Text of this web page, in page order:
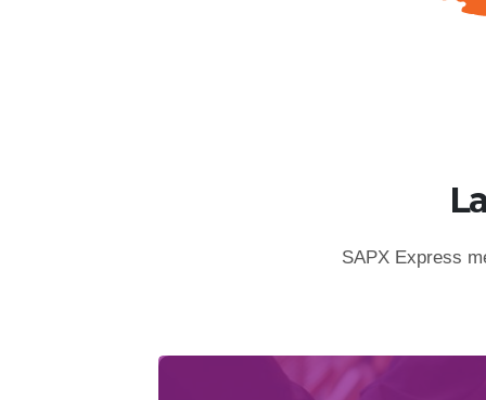
SAPX Express